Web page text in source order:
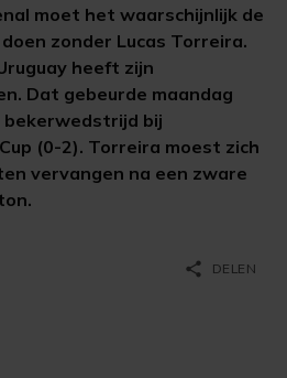
moet het waarschijnlijk de
zonder Lucas Torreira.
heeft zijn
Dat gebeurde maandag
bij
(0-2). Torreira moest zich
vervangen na een zware
share DELEN